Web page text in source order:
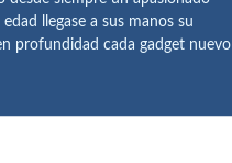
llegase a sus manos su
profundidad cada gadget nuevo